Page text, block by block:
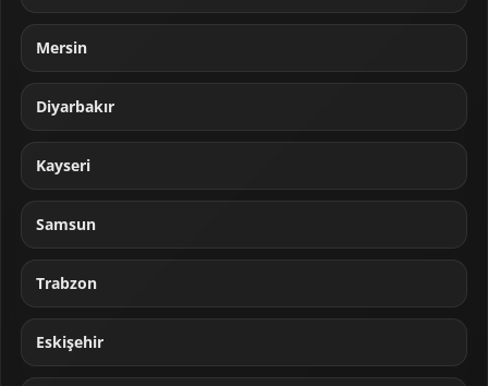
Mersin
Diyarbakır
Kayseri
Samsun
Trabzon
Eskişehir